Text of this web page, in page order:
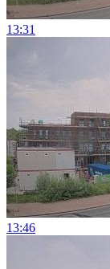
13:31
13:46